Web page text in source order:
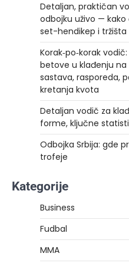
Detaljan, praktičan
odbojku uživo —
set-hendikep i tržišta
Korak‑po‑korak
betove u klađenju
sastava, rasporeda,
kretanja kvota
Detaljan vodič za
forme, ključne
Odbojka Srbija: gde
trofeje
Kategorije
Business
Fudbal
MMA